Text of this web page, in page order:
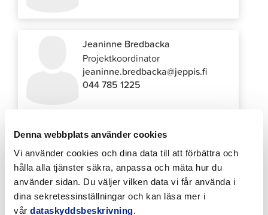
Denna webbplats använder cookies
Vi använder cookies och dina data till att förbättra och
hålla alla tjänster säkra, anpassa och mäta hur du
använder sidan. Du väljer vilken data vi får använda i
dina sekretessinställningar och kan läsa mer i
vår dataskyddsbeskrivning.
Jeaninne Bredbacka
Projektkoordinator
jeaninne.bredbacka@jeppis.fi
044 785 1225
Sofia Brännbacka
Skolsekreterare
sofia.brannbacka@edu.pietarsaari.fi
044 785 1411